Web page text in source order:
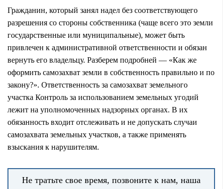
Гражданин, который занял надел без соответствующего
разрешения со стороны собственника (чаще всего это земли
государственные или муниципальные), может быть
привлечен к административной ответственности и обязан
вернуть его владельцу. Разберем подробней — «Как же
оформить самозахват земли в собственность правильно и по
закону?». Ответственность за самозахват земельного
участка Контроль за использованием земельных угодий
лежит на уполномоченных надзорных органах. В их
обязанность входит отслеживать и не допускать случаи
самозахвата земельных участков, а также применять
взыскания к нарушителям.
Не тратьте свое время, позвоните к нам, наша